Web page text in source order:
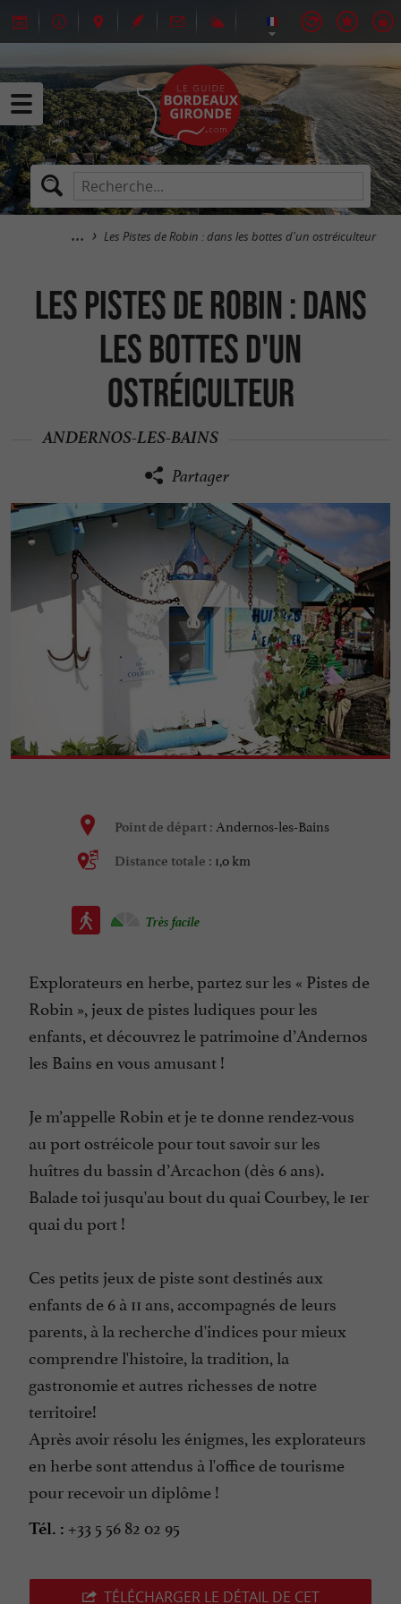
Les Pistes de Robin : dans les bottes d'un ostréiculteur
Les Pistes de Robin : dans
les bottes d'un
ostréiculteur
ANDERNOS-LES-BAINS
Partager
Point de départ : Andernos-les-Bains
Distance totale : 1,0 km
Très facile
Explorateurs en herbe, partez sur les « Pistes de
Robin », jeux de pistes ludiques pour les
enfants, et découvrez le patrimoine d’Andernos
les Bains en vous amusant !
Je m’appelle Robin et je te donne rendez-vous
au port ostréicole pour tout savoir sur les
huîtres du bassin d’Arcachon (dès 6 ans).
Balade toi jusqu'au bout du quai Courbey, le 1er
quai du port !
Ces petits jeux de piste sont destinés aux
enfants de 6 à 11 ans, accompagnés de leurs
parents, à la recherche d'indices pour mieux
comprendre l'histoire, la tradition, la
gastronomie et autres richesses de notre
territoire!
Après avoir résolu les énigmes, les explorateurs
en herbe sont attendus à l'office de tourisme
pour recevoir un diplôme !
Tél. : +33 5 56 82 02 95
TÉLÉCHARGER LE DÉTAIL DE CET